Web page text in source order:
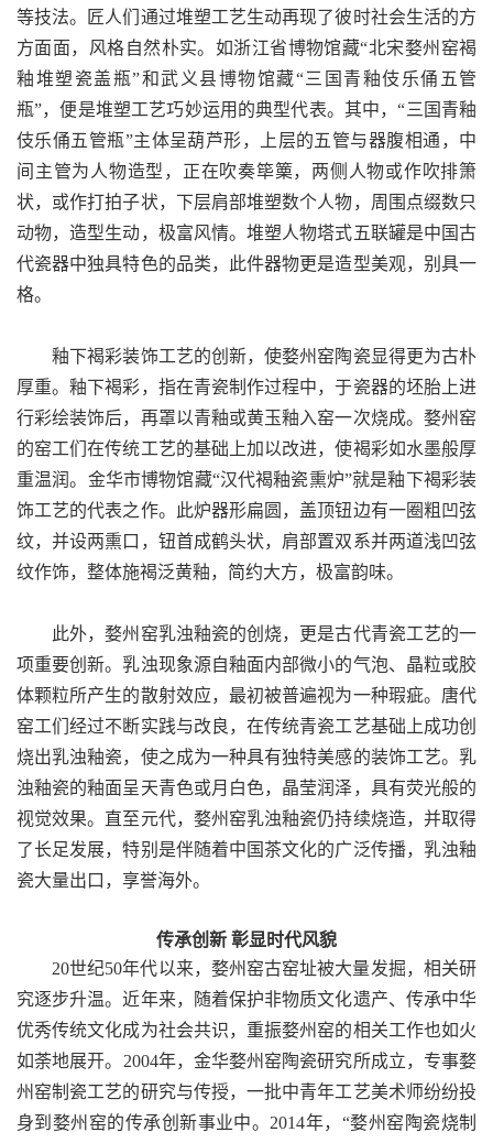
等技法。匠人们通过堆塑工艺生动再现了彼时社会生活的方
方面面，风格自然朴实。如浙江省博物馆藏“北宋婺州窑褐
釉堆塑瓷盖瓶”和武义县博物馆藏“三国青釉伎乐俑五管
瓶”，便是堆塑工艺巧妙运用的典型代表。其中，“三国青釉
伎乐俑五管瓶”主体呈葫芦形，上层的五管与器腹相通，中
间主管为人物造型，正在吹奏筚篥，两侧人物或作吹排箫
状，或作打拍子状，下层肩部堆塑数个人物，周围点缀数只
动物，造型生动，极富风情。堆塑人物塔式五联罐是中国古
代瓷器中独具特色的品类，此件器物更是造型美观，别具一
格。
釉下褐彩装饰工艺的创新，使婺州窑陶瓷显得更为古朴
厚重。釉下褐彩，指在青瓷制作过程中，于瓷器的坯胎上进
行彩绘装饰后，再罩以青釉或黄玉釉入窑一次烧成。婺州窑
的窑工们在传统工艺的基础上加以改进，使褐彩如水墨般厚
重温润。金华市博物馆藏“汉代褐釉瓷熏炉”就是釉下褐彩装
饰工艺的代表之作。此炉器形扁圆，盖顶钮边有一圈粗凹弦
纹，并设两熏口，钮首成鹤头状，肩部置双系并两道浅凹弦
纹作饰，整体施褐泛黄釉，简约大方，极富韵味。
此外，婺州窑乳浊釉瓷的创烧，更是古代青瓷工艺的一
项重要创新。乳浊现象源自釉面内部微小的气泡、晶粒或胶
体颗粒所产生的散射效应，最初被普遍视为一种瑕疵。唐代
窑工们经过不断实践与改良，在传统青瓷工艺基础上成功创
烧出乳浊釉瓷，使之成为一种具有独特美感的装饰工艺。乳
浊釉瓷的釉面呈天青色或月白色，晶莹润泽，具有荧光般的
视觉效果。直至元代，婺州窑乳浊釉瓷仍持续烧造，并取得
了长足发展，特别是伴随着中国茶文化的广泛传播，乳浊釉
瓷大量出口，享誉海外。
传承创新 彰显时代风貌
20世纪50年代以来，婺州窑古窑址被大量发掘，相关研
究逐步升温。近年来，随着保护非物质文化遗产、传承中华
优秀传统文化成为社会共识，重振婺州窑的相关工作也如火
如荼地展开。2004年，金华婺州窑陶瓷研究所成立，专事婺
州窑制瓷工艺的研究与传授，一批中青年工艺美术师纷纷投
身到婺州窑的传承创新事业中。2014年，“婺州窑陶瓷烧制